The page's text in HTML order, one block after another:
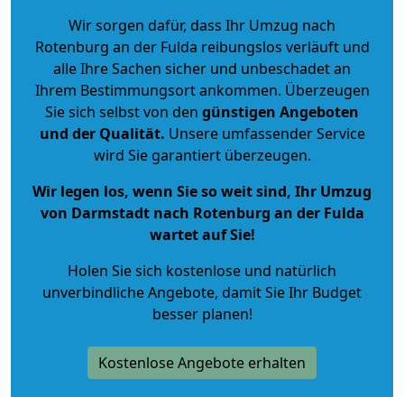
Wir sorgen dafür, dass Ihr Umzug nach
Rotenburg an der Fulda reibungslos verläuft und
alle Ihre Sachen sicher und unbeschadet an
Ihrem Bestimmungsort ankommen. Überzeugen
Sie sich selbst von den günstigen Angeboten
und der Qualität. Unsere umfassender Service
wird Sie garantiert überzeugen.
Wir legen los, wenn Sie so weit sind, Ihr Umzug
von Darmstadt nach Rotenburg an der Fulda
wartet auf Sie!
Holen Sie sich kostenlose und natürlich
unverbindliche Angebote, damit Sie Ihr Budget
besser planen!
Kostenlose Angebote erhalten